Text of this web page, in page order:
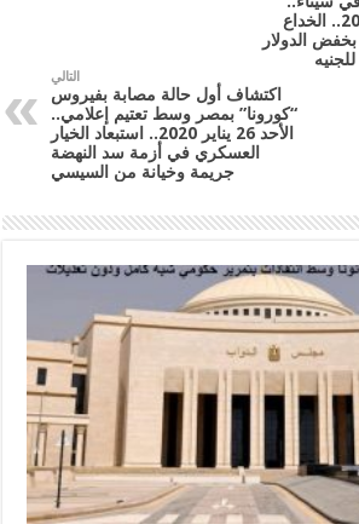
الجمعة 24 يناير 2020.. الخداع
الدولار
التالي
اكتشاف أول حالة مصابة بفيروس
“كورونا” بمصر وسط تعتيم إعلامي..
الأحد 26 يناير 2020.. استبعاد الخيار
العسكري في أزمة سد النهضة
جريمة وخيانة من السيسي